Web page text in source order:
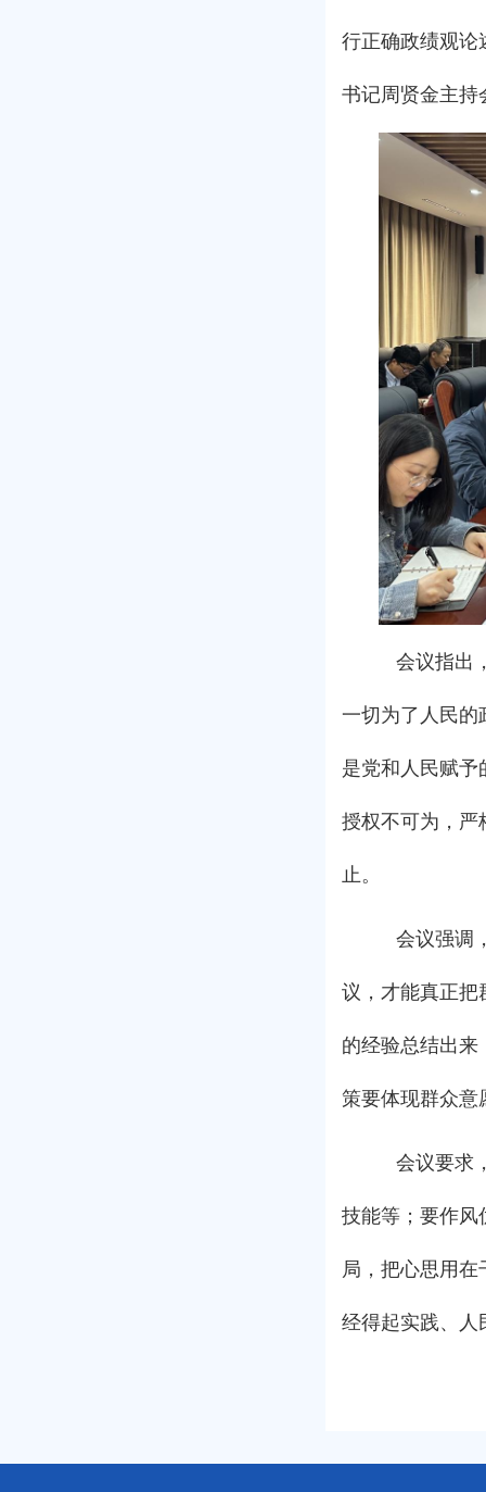
行正确政绩观论
书记周贤金主持
会议指出
一切为了人民的
是党和人民赋予
授权不可为，严
止。
会议强调
议，才能真正把
的经验总结出来
策要体现群众意
会议要求
技能等；要作风
局，把心思用
经得起实践、人